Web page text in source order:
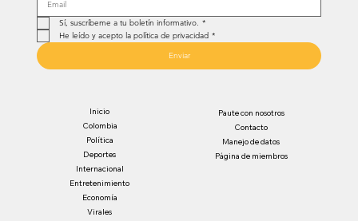
Sí, suscríbeme a tu boletín informativo. *
He leído y acepto la política de privacidad *
Enviar
Inicio
Colombia
Política
Deportes
Internacional
Entretenimiento
Economía
Virales
Paute con nosotros
Contacto
Manejo de datos
Página de miembros